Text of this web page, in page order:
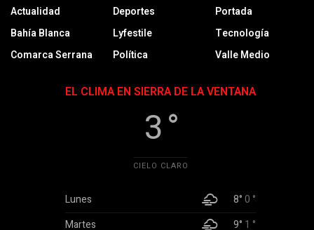
Actualidad
Bahía Blanca
Comarca Serrana
Deportes
Lyfestile
Política
Portada
Tecnología
Valle Medio
EL CLIMA EN SIERRA DE LA VENTANA
3 °
CIELO CLARO
Lunes 8°0 °
Martes
9° 1 °